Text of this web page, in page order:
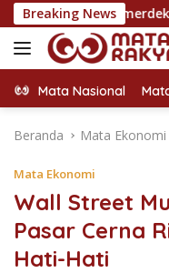
Langsung
ke
konten
Breaking News
RI di
Mata Nasional
Beranda Mata Ekonomi
Mata Ekonomi
Wall Street
Pasar Cerna
Hati-Hati